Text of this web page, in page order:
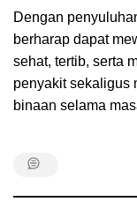
Dengan
berharap dapat
sehat, tertib, serta
penyakit sekaligus
binaan selama